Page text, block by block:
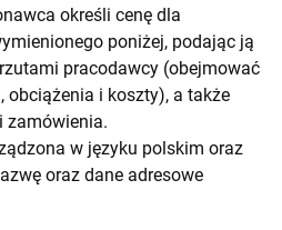
określi cenę dla
poniżej, podając ją
pracodawcy (obejmować
obciążenia i koszty), a także
zamówienia.
w języku polskim oraz
oraz dane adresowe